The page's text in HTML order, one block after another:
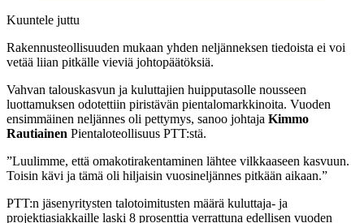
Kuuntele juttu
Rakennusteollisuuden mukaan yhden neljänneksen tiedoista ei voi
vetää liian pitkälle vieviä johtopäätöksiä.
Vahvan talouskasvun ja kuluttajien huipputasolle nousseen
luottamuksen odotettiin piristävän pientalomarkkinoita. Vuoden
ensimmäinen neljännes oli pettymys, sanoo johtaja Kimmo
Rautiainen Pientaloteollisuus PTT:stä.
”Luulimme, että omakotirakentaminen lähtee vilkkaaseen kasvuun.
Toisin kävi ja tämä oli hiljaisin vuosineljännes pitkään aikaan.”
PTT:n jäsenyritysten talotoimitusten määrä kuluttaja- ja
projektiasiakkaille laski 8 prosenttia verrattuna edellisen vuoden